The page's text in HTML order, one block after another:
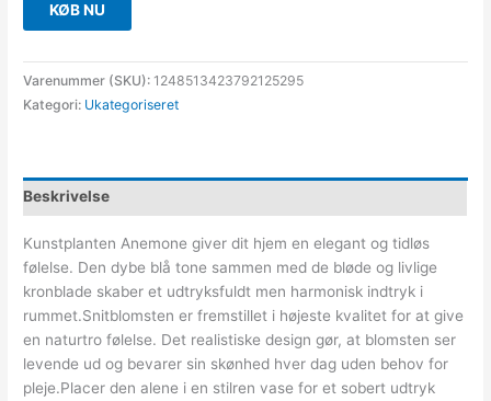
KØB NU
Varenummer (SKU): 1248513423792125295
Kategori: Ukategoriseret
Beskrivelse
Kunstplanten Anemone giver dit hjem en elegant og tidløs
følelse. Den dybe blå tone sammen med de bløde og livlige
kronblade skaber et udtryksfuldt men harmonisk indtryk i
rummet.Snitblomsten er fremstillet i højeste kvalitet for at give
en naturtro følelse. Det realistiske design gør, at blomsten ser
levende ud og bevarer sin skønhed hver dag uden behov for
pleje.Placer den alene i en stilren vase for et sobert udtryk